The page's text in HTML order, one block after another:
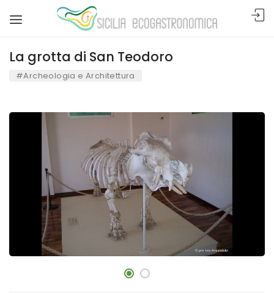
La grotta di San Teodoro
#Archeologia e Architettura